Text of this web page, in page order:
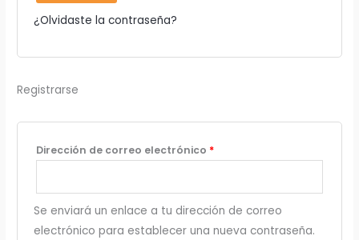
c
a
¿Olvidaste la contraseña?
Registrarse
Dirección de correo electrónico *Obligatorio
Se enviará un enlace a tu dirección de correo
electrónico para establecer una nueva contraseña.